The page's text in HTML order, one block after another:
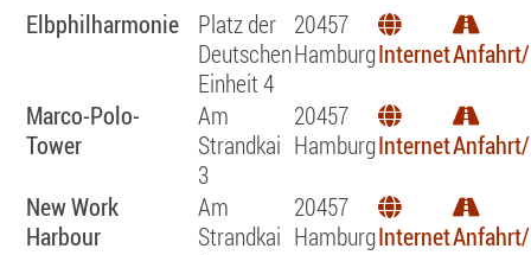
Elbphilharmonie
Platz der
Deutschen
Einheit 4
20457
HamburgInternet
Marco-Polo-
Tower
Am
Strandkai
3
20457
HamburgInternet
New Work
Harbour
Am
Strandkai
20457
HamburgInternet